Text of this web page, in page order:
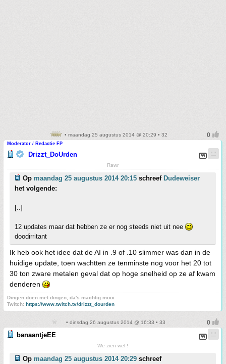
• maandag 25 augustus 2014 @ 20:29 • 32
Moderator / Redactie FP
Drizzt_DoUrden
Rawr
Op maandag 25 augustus 2014 20:15 schreef Dudeweiser
het volgende:
[..]
12 updates maar dat hebben ze er nog steeds niet uit nee
doodirritant
Ik heb ook het idee dat de AI in .9 of .10 slimmer was dan in de
huidige update, toen wachtten ze tenminste nog voor het 20 tot
30 ton zware metalen geval dat op hoge snelheid op ze af kwam
denderen
Dingen doen met dingen, da's machtig mooi
Twitch: https://www.twitch.tv/drizzt_dourden
• dinsdag 26 augustus 2014 @ 16:33 • 33
banaantjeEE
We zien wel !
Op maandag 25 augustus 2014 20:29 schreef